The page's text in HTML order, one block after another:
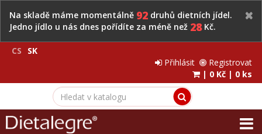
Na skladě máme momentálně 92 druhů dietních jídel.
Jedno jídlo u nás dnes pořídíte za méně než 28Kč.
CS
SK
Přihlásit
Registrovat
| 0 Kč | 0 ks